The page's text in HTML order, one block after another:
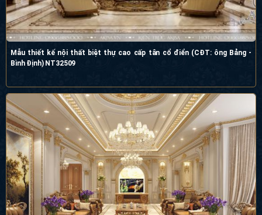
Mẫu thiết kế nội thất biệt thự cao cấp tân cổ điển (CĐT: ông Bảng -
Bình Định) NT32509